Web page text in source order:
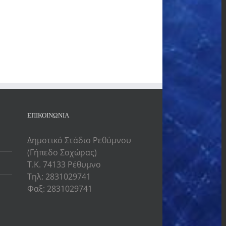
ΕΠΙΚΟΙΝΩΝΙΑ
Δημοτικό Στάδιο Ρεθύμνου
(Γήπεδο Σοχώρας)
Τ.Κ. 74133 Ρέθυμνο
Τηλ: 2831029741
Φαξ: 2831029741